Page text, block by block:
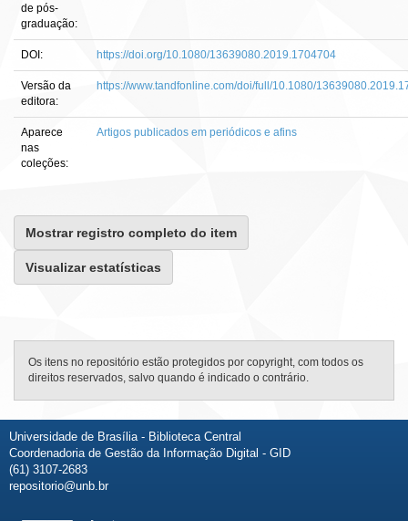
de pós-
graduação:
DOI: https://doi.org/10.1080/13639080.2019.1704704
Versão da
editora:
https://www.tandfonline.com/doi/full/10.1080/
Aparece
nas
coleções:
Artigos publicados em periódicos e afins
Mostrar registro completo do item
Visualizar estatísticas
Os itens no repositório estão protegidos por copyright, com todos os
direitos reservados, salvo quando é indicado o contrário.
Universidade de Brasília - Biblioteca Central
Coordenadoria de Gestão da Informação Digital - GID
(61) 3107-2683
repositorio@unb.br